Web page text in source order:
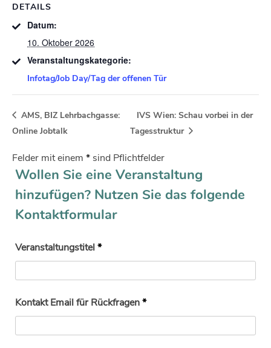
DETAILS
Datum:
10. Oktober 2026
Veranstaltungskategorie:
Infotag/Job Day/Tag der offenen Tür
AMS, BIZ Lehrbachgasse:
Online Jobtalk
IVS Wien: Schau vorbei in der
Tagesstruktur
Felder mit einem * sind Pflichtfelder
Wollen Sie eine Veranstaltung
hinzufügen? Nutzen Sie das folgende
Kontaktformular
Veranstaltungstitel*
Kontakt Email für Rückfragen*